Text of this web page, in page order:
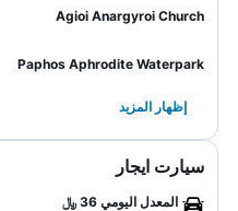
Agioi Anargyroi Church
Paphos Aphrodite Waterpark
إظهار المزيد
سيارت ايجار
المعدل اليومي 36 ﷼